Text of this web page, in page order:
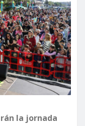
la jornada